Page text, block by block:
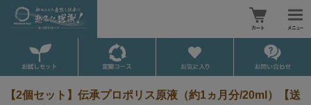
【2個セット】伝承プロポリス原液（約1ヵ月分/20ml）【送